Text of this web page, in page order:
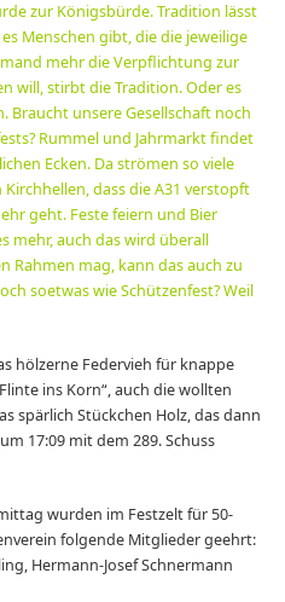
zur Königsbürde. Tradition lässt
Menschen gibt, die die jeweilige
mehr die Verpflichtung zur
will, stirbt die Tradition. Oder es
Braucht unsere Gesellschaft noch
Rummel und Jahrmarkt findet
Ecken. Da strömen so viele
Kirchhellen, dass die A31 verstopft
geht. Feste feiern und Bier
mehr, auch das wird überall
Rahmen mag, kann das auch zu
soetwas wie Schützenfest? Weil
hölzerne Federvieh für knappe
ins Korn“, auch die wollten
spärlich Stückchen Holz, das dann
17:09 mit dem 289. Schuss
wurden im Festzelt für 50-
folgende Mitglieder geehrt:
Hermann-Josef Schnermann